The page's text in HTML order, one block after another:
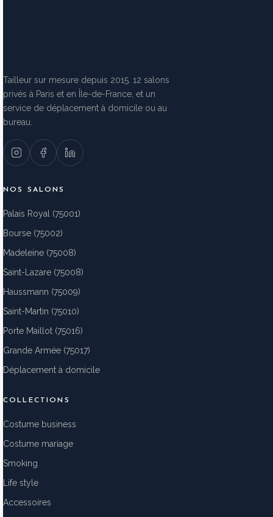
Tailleur sur mesure depuis 2015. 12 salons
privés à Paris et en Île-de-France, et un
service de déplacement à domicile ou au
bureau.
NOS SALONS
Palais Royal (75001)
Bourse (75002)
Madeleine (75008)
Saint-Lazare (75008)
Haussmann (75009)
Saint-Martin (75010)
Porte Maillot (75016)
Grande Armée (75017)
Déplacement à domicile
COLLECTIONS
Costume business
Costume mariage
Smoking
Life style
Accessoires